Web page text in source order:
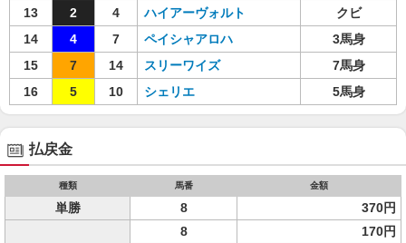
13
2 4 ハイアーヴォルト
クビ
14
4 7 ペイシャアロハ
3馬身
15
7 14 スリーワイズ
7馬身
16
5 10 シェリエ 5馬身
払戻金
種類 馬番 金額
単勝 8 370円
8
170円